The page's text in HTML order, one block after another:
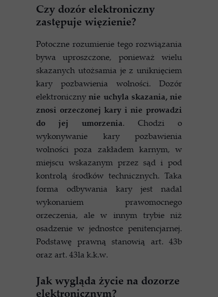
Czy dozór elektroniczny
zastępuje więzienie?
Potoczne rozumienie tego rozwiązania
bywa uproszczone, ponieważ wielu
skazanych utożsamia je z uniknięciem
kary pozbawienia wolności. Dozór
elektronicznynie uchyla skazania, nie
znosi orzeczonej kary i nie prowadzi
do jej umorzenia. Chodzi o
wykonywanie kary pozbawienia
wolności poza zakładem karnym, w
miejscu wskazanym przez sąd i pod
kontrolą środków technicznych. Taka
forma odbywania kary jest nadal
wykonaniem prawomocnego
orzeczenia, ale w innym trybie niż
osadzenie w jednostce penitencjarnej.
Podstawę prawną stanowią art. 43b
oraz art. 43la k.k.w.
Jak wygląda życie na dozorze
elektronicznym?